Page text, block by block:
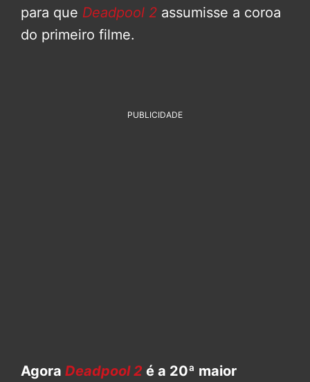
para que Deadpool 2 assumisse a coroa
do primeiro filme.
PUBLICIDADE
Agora Deadpool 2 é a 20ª maior